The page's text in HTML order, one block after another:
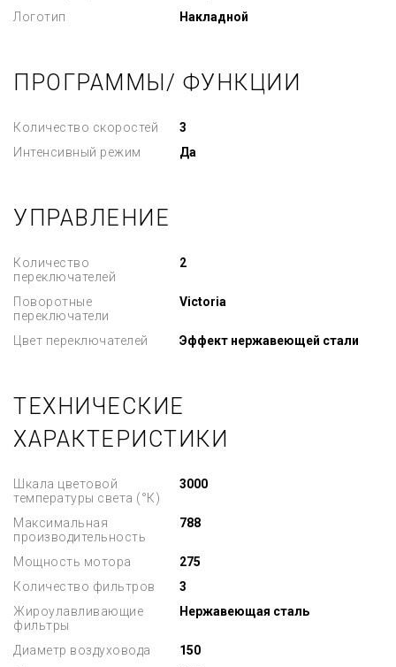
Логотип
Накладной
ПРОГРАММЫ/ ФУНКЦИИ
Количество скоростей
3
Интенсивный режим
Да
УПРАВЛЕНИЕ
Количество
переключателей
2
Поворотные
переключатели
Victoria
Цвет переключателей Эффект нержавеющей стали
ТЕХНИЧЕСКИЕ
ХАРАКТЕРИСТИКИ
Шкала цветовой
температуры света (°К)
3000
Максимальная
производительность
788
Мощность мотора
275
Количество фильтров
3
Жироулавливающие
фильтры
Нержавеющая сталь
Диаметр воздуховода
150